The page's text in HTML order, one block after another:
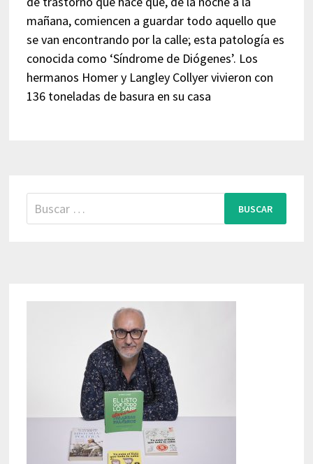
mañana, comiencen a guardar todo aquello que
se van encontrando por la calle; esta patología es
conocida como ‘Síndrome de Diógenes’. Los
hermanos Homer y Langley Collyer vivieron con
136 toneladas de basura en su casa
Buscar: